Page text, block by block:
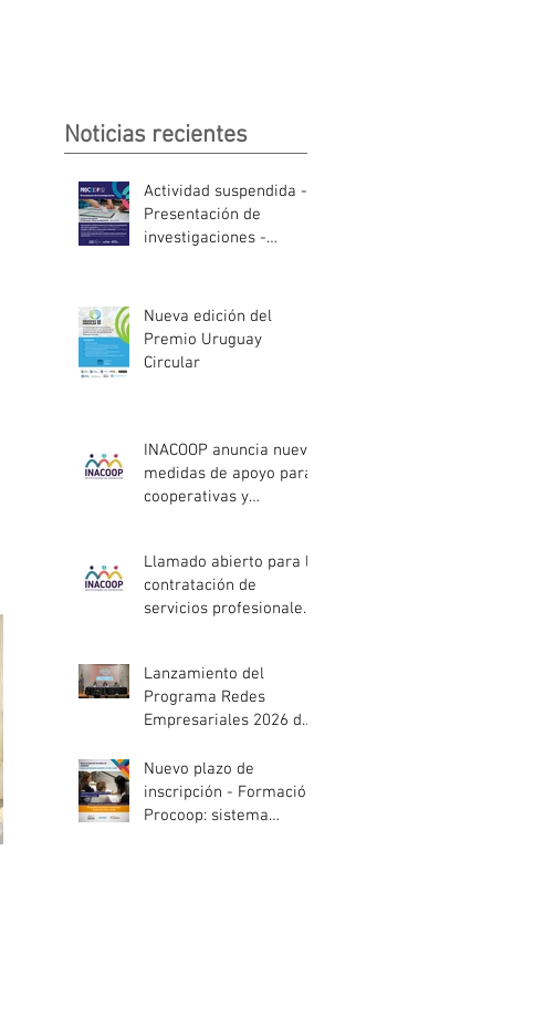
Noticias recientes
Actividad suspendida -
Presentación de
investigaciones -
Nueva edición del
Premio Uruguay
Circular
INACOOP anuncia nueve
medidas de apoyo para
cooperativas y
afectadas por el
temporal
Llamado abierto para la
contratación de
servicios profesionales
Lanzamiento del
Programa Redes
Empresariales 2026 de
Nuevo plazo de
inscripción - Formación
Procoop: sistema